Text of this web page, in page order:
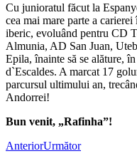
Cu junioratul făcut la
cea mai mare parte a
iberic, evoluând pentru CD
Almunia, AD San Juan,
Epila, înainte să se alăture,
d`Escaldes. A marcat 17
parcursul ultimului an,
Andorrei!
Bun venit, „Rafinha”!
AnteriorUrmător